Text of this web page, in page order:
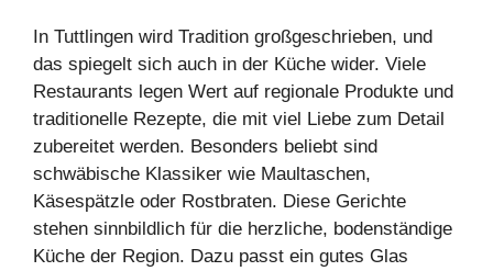
In Tuttlingen wird Tradition großgeschrieben, und
das spiegelt sich auch in der Küche wider. Viele
Restaurants legen Wert auf regionale Produkte und
traditionelle Rezepte, die mit viel Liebe zum Detail
zubereitet werden. Besonders beliebt sind
schwäbische Klassiker wie Maultaschen,
Käsespätzle oder Rostbraten. Diese Gerichte
stehen sinnbildlich für die herzliche, bodenständige
Küche der Region. Dazu passt ein gutes Glas